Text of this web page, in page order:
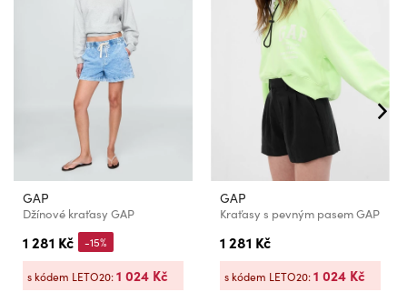
GAP
Džínové kraťasy GAP
1 281 Kč -15%
s kódem LETO20:1 024 Kč
GAP
Kraťasy s pevným pasem GAP
1 281 Kč
s kódem LETO20:1 024 Kč